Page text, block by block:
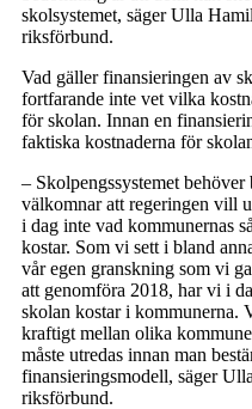
skolsystemet, säger Ulla
riksförbund.
Vad gäller finansieringen av
fortfarande inte vet vilka
för skolan. Innan en
faktiska kostnaderna för
– Skolpengssystemet
välkomnar att regeringen vill
i dag inte vad kommunernas
kostar. Som vi sett i bland
vår egen granskning som vi
att genomföra 2018, har vi i
skolan kostar i kommunerna.
kraftigt mellan olika
måste utredas innan man
finansieringsmodell, säger
riksförbund.